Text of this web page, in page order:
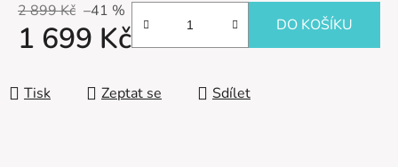
2 899 Kč –41 %
1 699 Kč DO KOŠÍKU
Tisk Zeptat se Sdílet